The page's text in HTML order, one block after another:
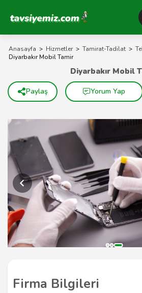
Tavsiyemiz Anasayfa
Anasayfa > Hizmetler > Tamirat-Tadilat >
Diyarbakır Mobil Tamir
Firma Bilgileri
Diyarbakır Mobil
Paylaş Yorum Yap